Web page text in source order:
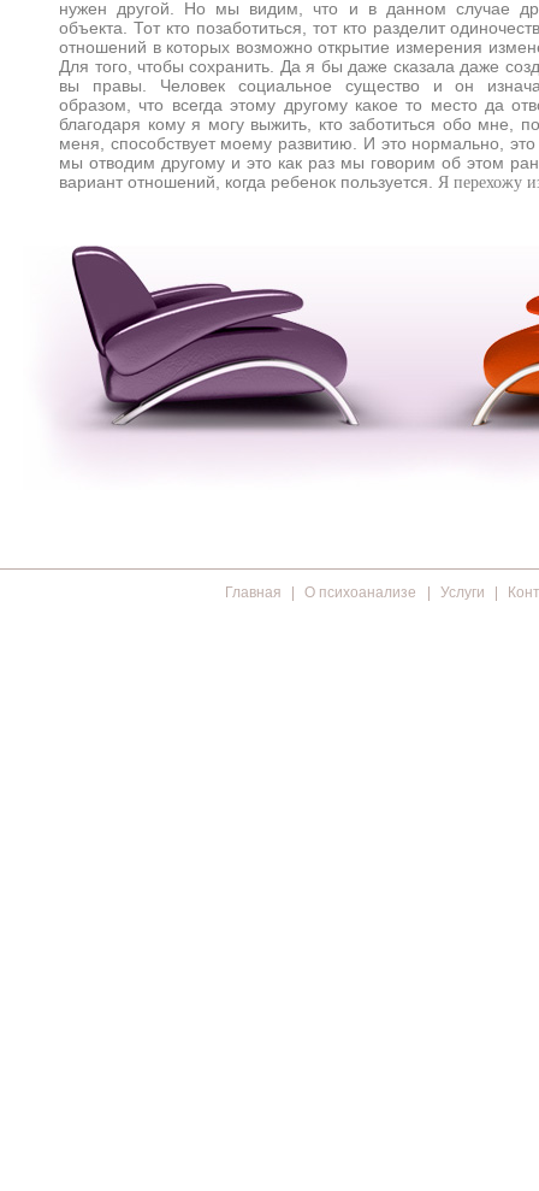
нужен другой. Но мы видим, что и в данном случае
объекта. Тот кто позаботиться, тот кто разделит
отношений в которых возможно открытие измерения
Для того, чтобы сохранить. Да я бы даже сказала даже
вы правы. Человек социальное существо и он
образом, что всегда этому другому какое то место да
благодаря кому я могу выжить, кто заботиться обо мне,
меня, способствует моему развитию. И это нормально,
мы отводим другому и это как раз мы говорим об этом
вариант отношений, когда ребенок пользуется. Я перехожу
Главная О психоанализе Услуги